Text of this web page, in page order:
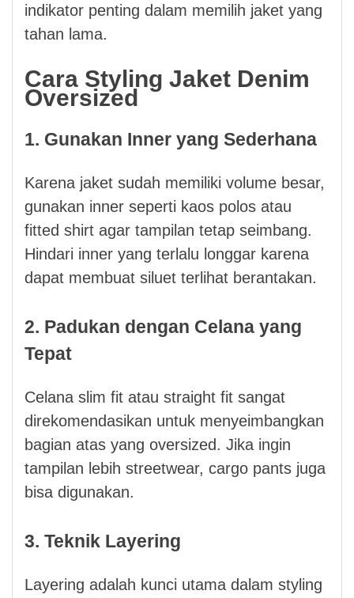
indikator penting dalam memilih jaket yang
tahan lama.
Cara Styling Jaket Denim
Oversized
1. Gunakan Inner yang Sederhana
Karena jaket sudah memiliki volume besar,
gunakan inner seperti kaos polos atau
fitted shirt agar tampilan tetap seimbang.
Hindari inner yang terlalu longgar karena
dapat membuat siluet terlihat berantakan.
2. Padukan dengan Celana yang
Tepat
Celana slim fit atau straight fit sangat
direkomendasikan untuk menyeimbangkan
bagian atas yang oversized. Jika ingin
tampilan lebih streetwear, cargo pants juga
bisa digunakan.
3. Teknik Layering
Layering adalah kunci utama dalam styling